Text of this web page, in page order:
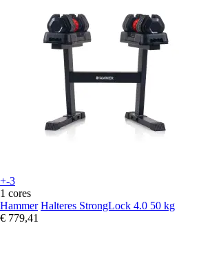
+-3
1 cores
Hammer Halteres StrongLock 4.0 50 kg
€ 779,41